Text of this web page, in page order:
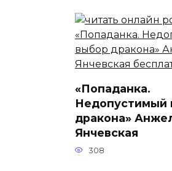
«Попаданка.
Недопустимый
дракона»
Янчевская
308